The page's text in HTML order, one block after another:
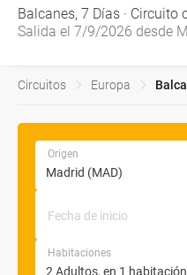
Balcanes, 7 Días · Circuito
Salida el 7/9/2026 desde
Circuitos Europa
Origen
Fecha de inicio
Habitaciones